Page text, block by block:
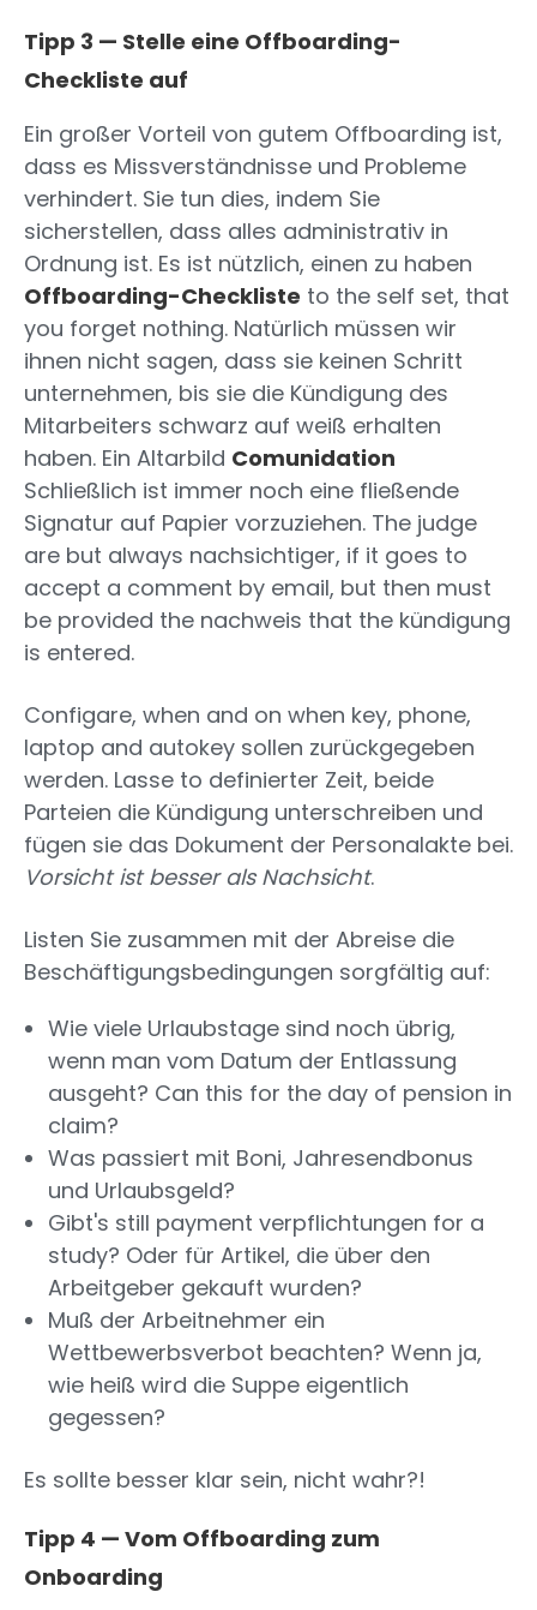
Tipp 3 — Stelle eine Offboarding-
Checkliste auf
Ein großer Vorteil von gutem Offboarding ist,
dass es Missverständnisse und Probleme
verhindert. Sie tun dies, indem Sie
sicherstellen, dass alles administrativ in
Ordnung ist. Es ist nützlich, einen zu haben
Offboarding-Checkliste to the self set, that
you forget nothing. Natürlich müssen wir
ihnen nicht sagen, dass sie keinen Schritt
unternehmen, bis sie die Kündigung des
Mitarbeiters schwarz auf weiß erhalten
haben. Ein Altarbild Comunidation
Schließlich ist immer noch eine fließende
Signatur auf Papier vorzuziehen. The judge
are but always nachsichtiger, if it goes to
accept a comment by email, but then must
be provided the nachweis that the kündigung
is entered.
Configare, when and on when key, phone,
laptop and autokey sollen zurückgegeben
werden. Lasse to definierter Zeit, beide
Parteien die Kündigung unterschreiben und
fügen sie das Dokument der Personalakte bei.
Vorsicht ist besser als Nachsicht.
Listen Sie zusammen mit der Abreise die
Beschäftigungsbedingungen sorgfältig auf:
Wie viele Urlaubstage sind noch übrig,
wenn man vom Datum der Entlassung
ausgeht? Can this for the day of pension in
claim?
Was passiert mit Boni, Jahresendbonus
und Urlaubsgeld?
Gibt's still payment verpflichtungen for a
study? Oder für Artikel, die über den
Arbeitgeber gekauft wurden?
Muß der Arbeitnehmer ein
Wettbewerbsverbot beachten? Wenn ja,
wie heiß wird die Suppe eigentlich
gegessen?
Es sollte besser klar sein, nicht wahr?!
Tipp 4 — Vom Offboarding zum
Onboarding